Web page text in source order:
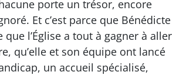
porte un trésor, encore
Et c’est parce que Bénédicte
que l’Église a tout à gagner à aller
qu’elle et son équipe ont lancé
un accueil spécialisé,